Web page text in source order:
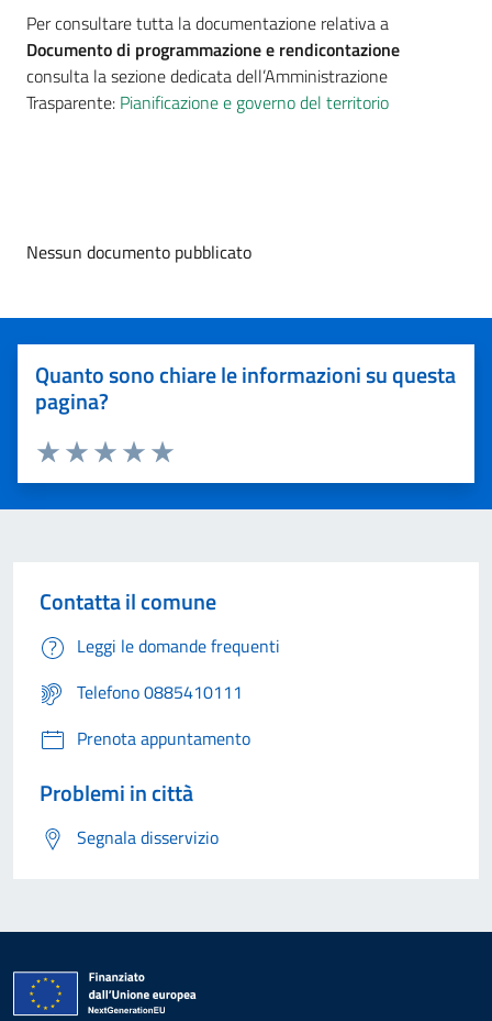
Per consultare tutta la documentazione relativa a
Documento di programmazione e rendicontazione
consulta la sezione dedicata dell’Amministrazione
Trasparente: Pianificazione e governo del territorio
Nessun documento pubblicato
Quanto sono chiare le informazioni su questa
pagina?
Valuta 5 stelle su 5
Valuta 4 stelle su 5
Valuta 3 stelle su 5
Valuta 2 stelle su 5
Valuta 1 stelle su 5
Contatta il comune
Leggi le domande frequenti
Telefono 0885410111
Prenota appuntamento
Problemi in città
Segnala disservizio